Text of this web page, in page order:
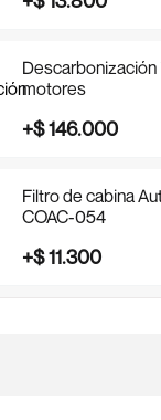
Descarbonización
motores
+$146.000
Filtro de cabina
COAC-054
+$11.300